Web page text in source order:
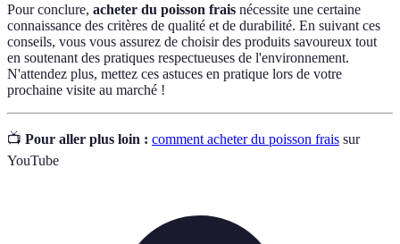
Pour conclure, acheter du poisson frais nécessite une certaine
connaissance des critères de qualité et de durabilité. En suivant ces
conseils, vous vous assurez de choisir des produits savoureux tout
en soutenant des pratiques respectueuses de l'environnement.
N'attendez plus, mettez ces astuces en pratique lors de votre
prochaine visite au marché !
📺 Pour aller plus loin : comment acheter du poisson frais sur
YouTube